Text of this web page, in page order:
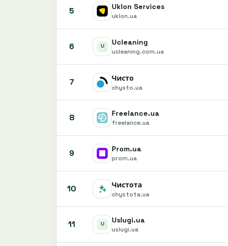
5 Uklon Services
uklon.ua
6 Ucleaning
ucleaning.com.ua
7 Чисто
chysto.ua
8 Freelance.ua
freelance.ua
9 Prom.ua
prom.ua
10 Чистота
chystota.ua
11 Uslugi.ua
uslugi.ua